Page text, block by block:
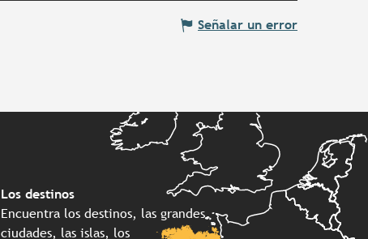
Señalar un error
Los destinos
Encuentra los destinos, las grandes
ciudades, las islas, los